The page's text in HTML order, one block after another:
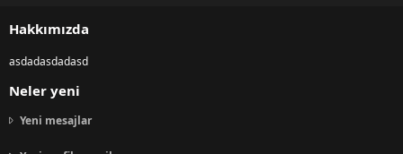
Hakkımızda
asdadasdadasd
Neler yeni
Yeni mesajlar